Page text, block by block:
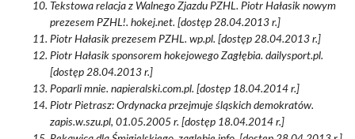
Tekstowa relacja z Walnego Zjazdu PZHL. Piotr Hałasik nowym
prezesem PZHL!. hokej.net. [dostęp 28.04.2013 r.]
Piotr Hałasik prezesem PZHL. wp.pl. [dostęp 28.04.2013 r.]
Piotr Hałasik sponsorem hokejowego Zagłębia. dailysport.pl.
[dostęp 28.04.2013 r.]
Poparli mnie. napieralski.com.pl. [dostęp 18.04.2014 r.]
Piotr Pietrasz: Ordynacka przejmuje śląskich demokratów.
zapis.w.szu.pl, 01.05.2005 r. [dostęp 18.04.2014 r.]